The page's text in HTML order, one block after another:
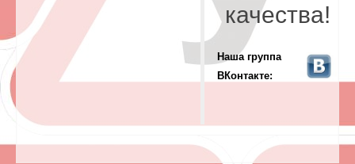
качества!
Наша группа
ВКонтакте: